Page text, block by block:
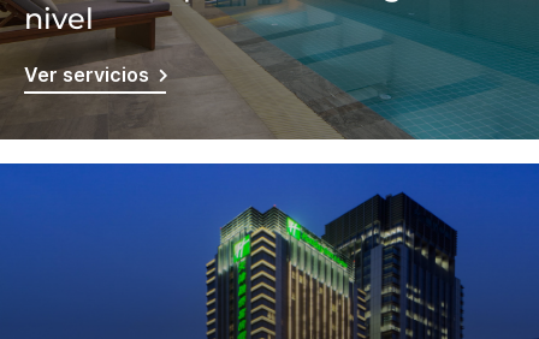
nivel
Ver servicios